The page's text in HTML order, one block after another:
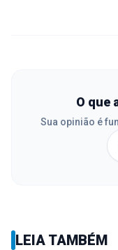
O que
Sua opinião é
LEIA TAMBÉM